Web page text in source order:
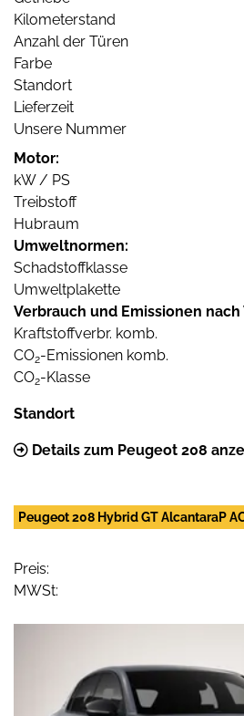
Kilometerstand
Anzahl der Türen
Farbe
Standort
Lieferzeit
Unsere Nummer
Motor:
kW / PS
Treibstoff
Hubraum
Umweltnormen:
Schadstoffklasse
Umweltplakette
Verbrauch und Emissionen nach
Kraftstoffverbr. komb.
CO2-Emissionen komb.
CO2-Klasse
Standort
Details zum Peugeot 208
Peugeot 208 Hybrid GT AlcantaraP
Preis:
MWSt: